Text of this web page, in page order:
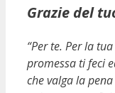
Grazie del
“Per te. Per la
promessa ti feci
che valga la